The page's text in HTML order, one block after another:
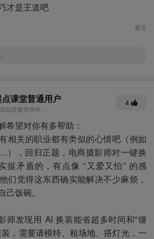
才是王道吧
最近
4
希望对你有多帮助：
相关的职业都有类似的心情吧（例如
），回归正题，电商摄影师对一键换
挺矛盾的，有点像 “又爱又怕” 的感
们觉得这东西确实能解决不少麻烦，
己饭碗。
师发现用 AI 换装能省超多时间和"馒
，需要请模特、租场地、搭灯光，一